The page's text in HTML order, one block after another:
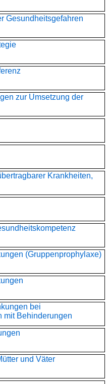
Gesundheitsgefahren
zur Umsetzung der
Krankheiten,
(Gruppenprophylaxe)
bei
mit Behinderungen
und Väter